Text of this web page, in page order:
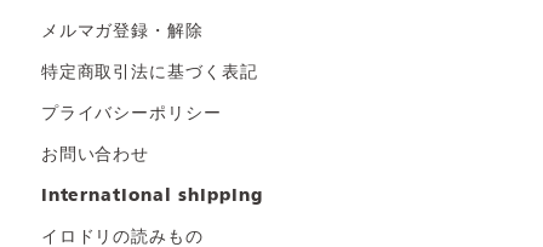
メルマガ登録・解除
特定商取引法に基づく表記
プライバシーポリシー
お問い合わせ
international shipping
イロドリの読みもの